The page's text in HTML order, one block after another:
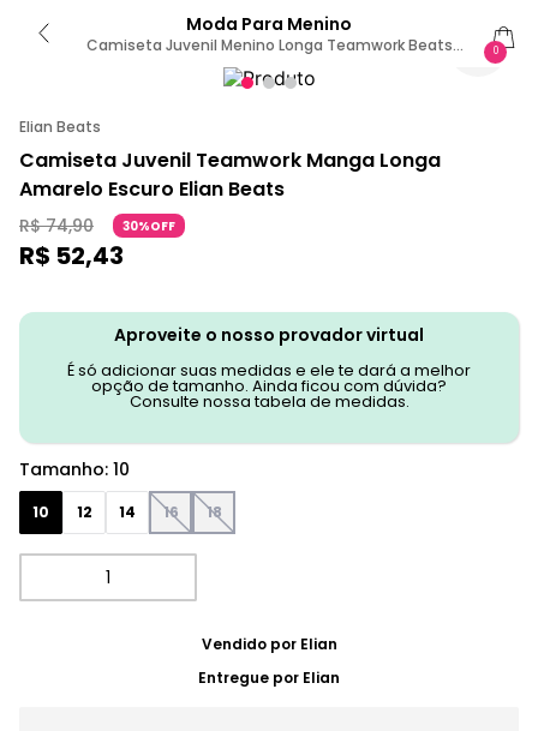
Moda Para Menino
Camiseta Juvenil Menino Longa Teamwork Beats
Amarelo 10
0
Elian Beats
Camiseta Juvenil Teamwork Manga Longa
Amarelo Escuro Elian Beats
R$ 74,90 30%OFF
R$ 52,43
Aproveite o nosso provador virtual
É só adicionar suas medidas e ele te dará a melhor
opção de tamanho. Ainda ficou com dúvida?
Consulte nossa tabela de medidas.
Tamanho: 10
10 12 14 16 18
Vendido por Elian
Entregue por Elian